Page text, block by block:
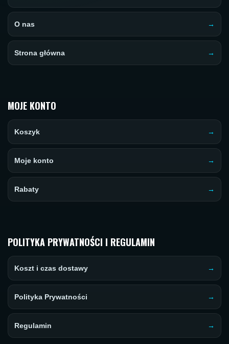
O nas
Strona główna
MOJE KONTO
Koszyk
Moje konto
Rabaty
POLITYKA PRYWATNOŚCI I REGULAMIN
Koszt i czas dostawy
Polityka Prywatności
Regulamin